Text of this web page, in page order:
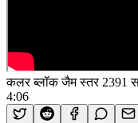
कलर ब्लॉक जैम स्तर 2391
4:06